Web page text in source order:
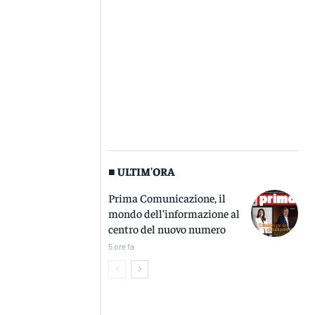
■ ULTIM'ORA
Prima Comunicazione, il
mondo dell’informazione al
centro del nuovo numero
5 ore fa